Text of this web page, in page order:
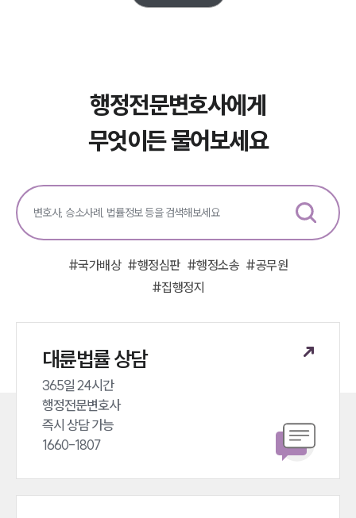
구성원 소개
소식/자료
언론보도
공지사항
세미나
대륜법률상담예약
대륜법률상담예약
행정전문변호사에게
무엇이든 물어보세요
#국가배상 #행정심판 #행정소송 #공무원
#집행정지
대륜법률 상담
365일 24시간
행정전문변호사
즉시 상담 가능
1660-1807